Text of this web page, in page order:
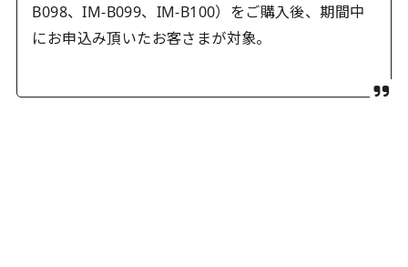
B098、IM-B099、IM-B100）をご購入後、期間中
にお申込み頂いたお客さまが対象。